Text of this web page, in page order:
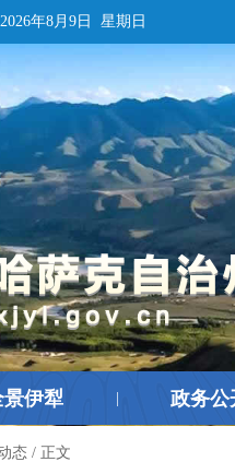
2026年8月9日 星期日
景伊犁 政务公
态 / 正文